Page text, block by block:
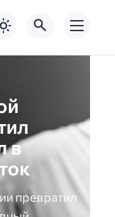
в
превратил